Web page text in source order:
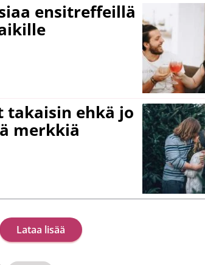
ensitreffeillä
takaisin ehkä jo
merkkiä
Lataa lisää